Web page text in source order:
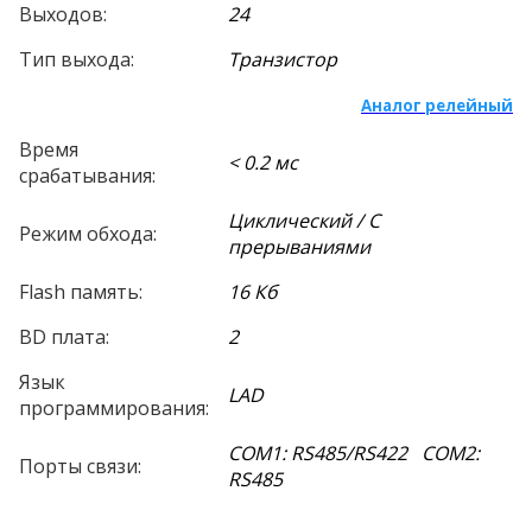
Выходов:
24
Тип выхода:
Транзистор
Аналог релейный
Время
срабатывания:
< 0.2 мс
Режим обхода:
Циклический / С
прерываниями
Flash память:
16 Кб
BD плата:
2
Язык
программирования:
LAD
Порты связи:
COM1: RS485/RS422 COM2:
RS485